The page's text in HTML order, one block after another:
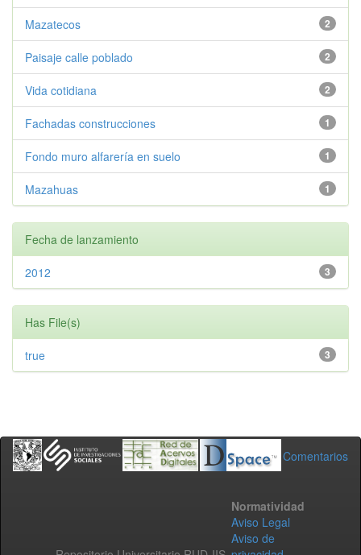
2
Mazatecos
2
Paisaje calle poblado
2
Vida cotidiana
1
Fachadas construcciones
1
Fondo muro alfarería en suelo
1
Mazahuas
Fecha de lanzamiento
3
2012
Has File(s)
3
true
Comentarios
Normatividad
Aviso Legal
Aviso de